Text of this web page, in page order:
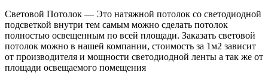
Световой Потолок — Это натяжной потолок со светодиодной
подсветкой внутри тем самым можно сделать потолок
полностью освещенным по всей площади. Заказать световой
потолок можно в нашей компании, стоимость за 1м2 зависит
от производителя и мощности светодиодной ленты а так же от
площади освещаемого помещения